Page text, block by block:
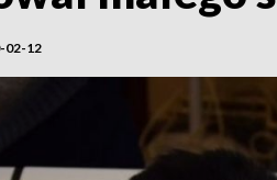
02-12